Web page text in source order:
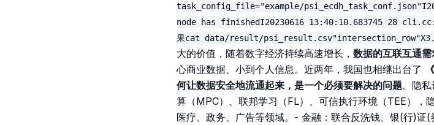
task_config_file="example/
node has finishedI20230616 13:40:10.683745 28
果cat data/result/
大的价值，随着数字经济持续高速增长， 数据的互联互通
心商业数据、小到个人信息。近两年，我国也相继出台了
何让数据安全地流通起来，是一个必须要解决的问题。隐
算（MPC）、联邦学习（FL）、可信执行环境（TEE），
医疗、政务、广告等领域。- 金融：联合反洗钱、银(行)